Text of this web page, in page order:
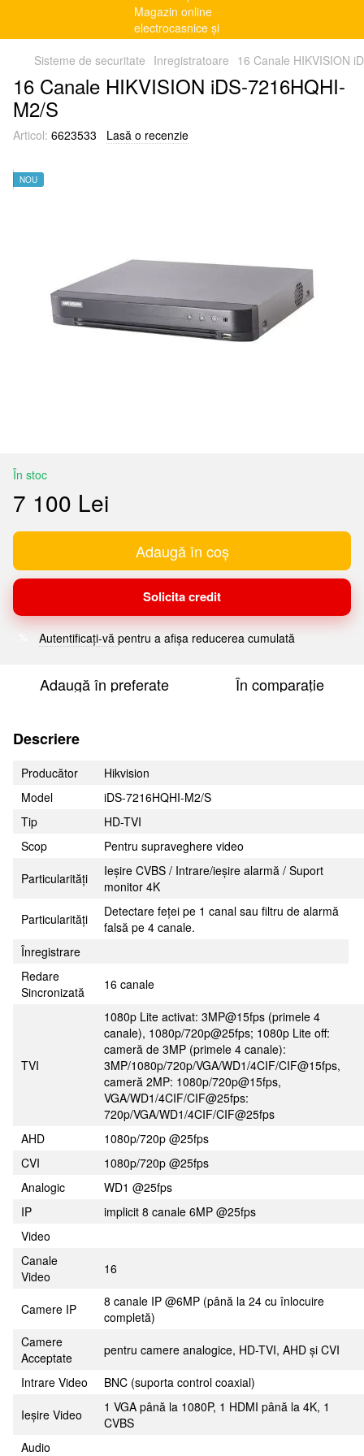
Sisteme de securitate Inregistratoare 16 Canale HIKVISION
16 Canale HIKVISION iDS-7216HQHI-
M2/S
Articol: 6623533 Lasă o recenzie
NOU
În stoc
7 100 Lei
Adaugă în coș
Solicita credit
Autentificați-vă pentru a afișa reducerea cumulată
Adaugă în preferate În comparație
Descriere
Producător
Hikvision
Model
iDS-7216HQHI-M2/S
Tip
HD-TVI
Scop
Pentru supraveghere video
Particularități
Ieșire CVBS / Intrare/ieșire alarmă / Suport
monitor 4K
Particularități
Detectare feței pe 1 canal sau filtru de alarmă
falsă pe 4 canale.
Înregistrare
Redare
Sincronizată
16 canale
TVI
1080p Lite activat: 3MP@15fps (primele 4
canale), 1080p/720p@25fps; 1080p Lite off:
cameră de 3MP (primele 4 canale):
3MP/1080p/720p/VGA/WD1/4CIF/CIF@15fps,
cameră 2MP: 1080p/720p@15fps,
VGA/WD1/4CIF/CIF@25fps:
720p/VGA/WD1/4CIF/CIF@25fps
AHD
1080p/720p @25fps
CVI
1080p/720p @25fps
Analogic
WD1 @25fps
IP
implicit 8 canale 6MP @25fps
Video
Canale
Video
16
Camere IP
8 canale IP @6MP (până la 24 cu înlocuire
completă)
Camere
Acceptate
pentru camere analogice, HD-TVI, AHD și CVI
Intrare Video
BNC (suporta control coaxial)
Ieșire Video
1 VGA până la 1080P, 1 HDMI până la 4K, 1
CVBS
Audio